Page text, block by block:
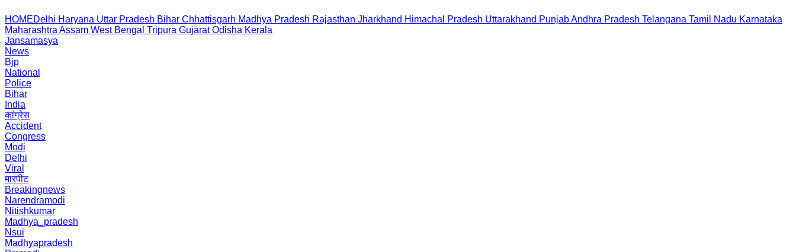
HOMEDelhi Haryana Uttar Pradesh Bihar Chhattisgarh Madhya Pradesh Rajasthan Jharkhand Himachal Pradesh Uttarakhand PunjabAndhra Pradesh Telangana Tamil Nadu Karnataka
Maharashtra Assam West Bengal Tripura Gujarat Odisha Kerala
Jansamasya
News
Bjp
National
Police
Bihar
India
कांग्रेस
Accident
Congress
Modi
Delhi
Viral
मारपीट
Breakingnews
Narendramodi
Nitishkumar
Madhya_pradesh
Nsui
Madhyapradesh